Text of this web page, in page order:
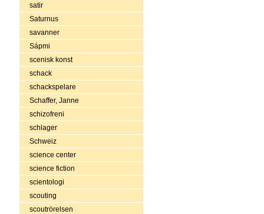
satir
Saturnus
savanner
Sápmi
scenisk konst
schack
schackspelare
Schaffer, Janne
schizofreni
schlager
Schweiz
science center
science fiction
scientologi
scouting
scoutrörelsen